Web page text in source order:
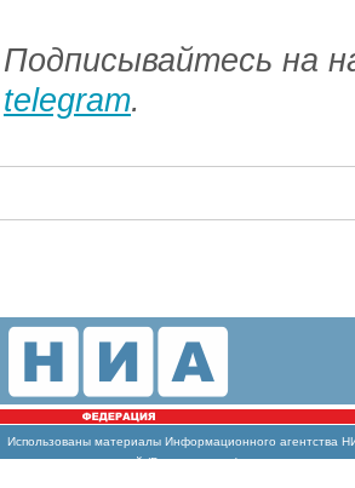
Подписывайтесь на
telegram.
Использованы материалы Информационного агентства
массовых коммуникаций (Роскомнадзор)